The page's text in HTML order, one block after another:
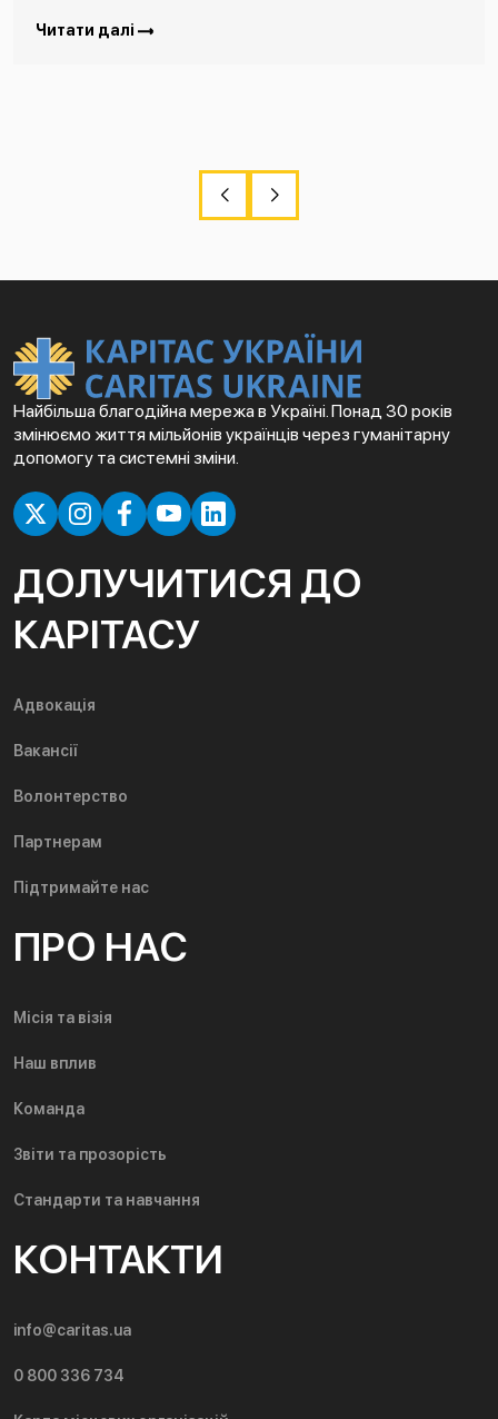
Читати далі
Найбільша благодійна мережа в Україні. Понад 30 років
змінюємо життя мільйонів українців через гуманітарну
допомогу та системні зміни.
ДОЛУЧИТИСЯ ДО
КАРІТАСУ
Адвокація
Вакансії
Волонтерство
Партнерам
Підтримайте нас
ПРО НАС
Місія та візія
Наш вплив
Команда
Звіти та прозорість
Стандарти та навчання
КОНТАКТИ
info@caritas.ua
0 800 336 734